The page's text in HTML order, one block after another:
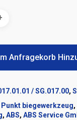
Anfragekorb
/ SG.017.00,
Punkt biegewerkzeug,
, ABS, ABS Service